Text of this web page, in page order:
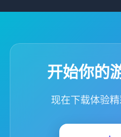
开始你的
现在下载体验